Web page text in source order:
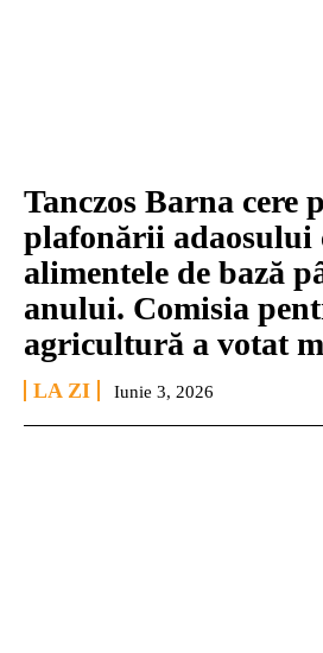
Tanczos Barna cere
plafonării adaosului
alimentele de bază
anului. Comisia
agricultură a votat
LA ZI Iunie 3, 2026